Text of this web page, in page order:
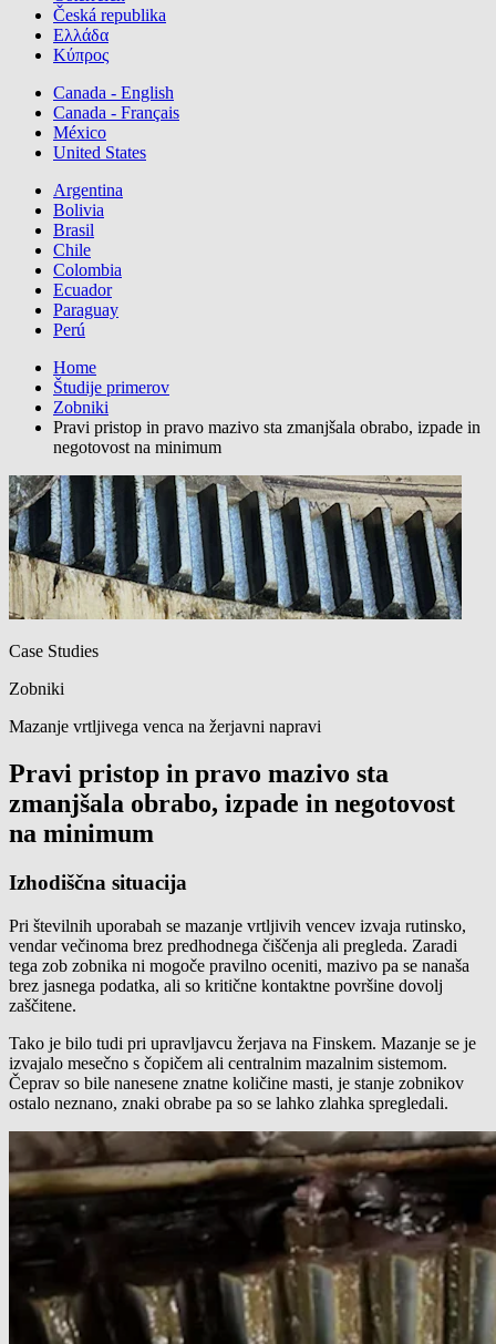
Česká republika
Ελλάδα
Κύπρος
Canada - English
Canada - Français
México
United States
Argentina
Bolivia
Brasil
Chile
Colombia
Ecuador
Paraguay
Perú
Home
Študije primerov
Zobniki
Pravi pristop in pravo mazivo sta zmanjšala obrabo, izpade in
negotovost na minimum
Case Studies
Zobniki
Mazanje vrtljivega venca na žerjavni napravi
Pravi pristop in pravo mazivo sta
zmanjšala obrabo, izpade in negotovost
na minimum
Izhodiščna situacija
Pri številnih uporabah se mazanje vrtljivih vencev izvaja rutinsko,
vendar večinoma brez predhodnega čiščenja ali pregleda. Zaradi
tega zob zobnika ni mogoče pravilno oceniti, mazivo pa se nanaša
brez jasnega podatka, ali so kritične kontaktne površine dovolj
zaščitene.
Tako je bilo tudi pri upravljavcu žerjava na Finskem. Mazanje se je
izvajalo mesečno s čopičem ali centralnim mazalnim sistemom.
Čeprav so bile nanesene znatne količine masti, je stanje zobnikov
ostalo neznano, znaki obrabe pa so se lahko zlahka spregledali.